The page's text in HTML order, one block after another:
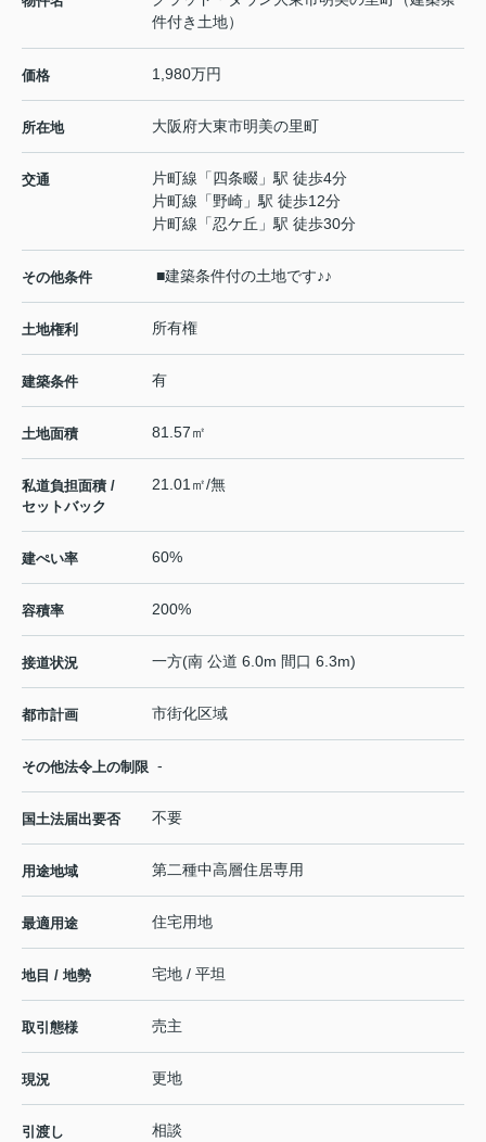
件付き土地）
価格 1,980万円
所在地 大阪府大東市明美の里町
交通 片町線 「四条畷 」駅 徒歩4分
片町線 「野崎 」駅 徒歩12分
片町線 「忍ケ丘 」駅 徒歩30分
その他条件 ■建築条件付の土地です♪♪
土地権利 所有権
建築条件 有
土地面積 81.57㎡
私道負担面積 /
セットバック
21.01㎡/無
建ぺい率 60%
容積率 200%
接道状況 一方(南 公道 6.0m 間口 6.3m)
都市計画 市街化区域
その他法令上の制限 -
国土法届出要否 不要
用途地域 第二種中高層住居専用
最適用途 住宅用地
地目 / 地勢 宅地 / 平坦
取引態様 売主
現況 更地
引渡し 相談